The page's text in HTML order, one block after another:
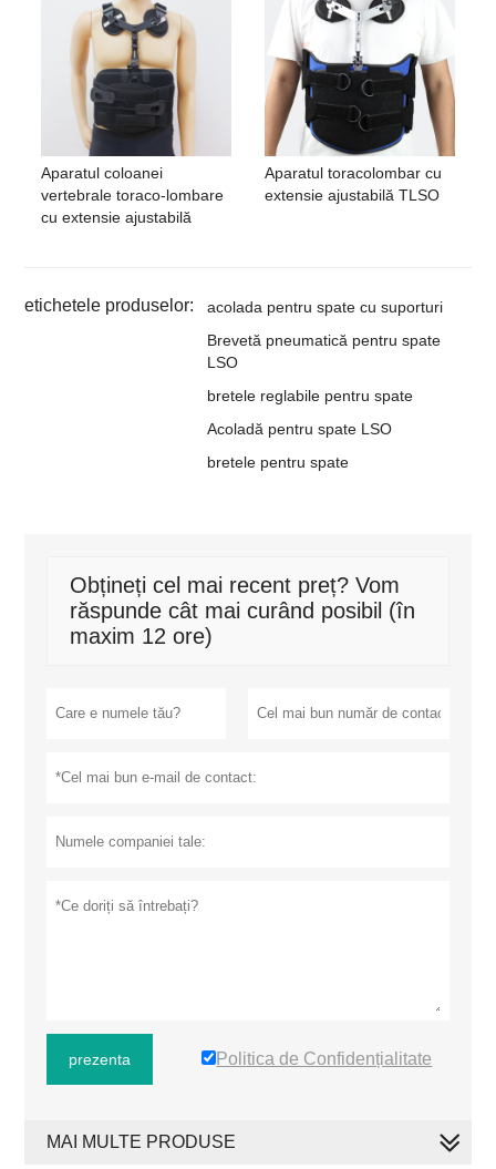
Aparatul coloanei
vertebrale toraco-lombare
cu extensie ajustabilă
Aparatul toracolombar cu
extensie ajustabilă TLSO
etichetele produselor:
acolada pentru spate cu suporturi
Brevetă pneumatică pentru spate
LSO
bretele reglabile pentru spate
Acoladă pentru spate LSO
bretele pentru spate
Obțineți cel mai recent preț? Vom
răspunde cât mai curând posibil (în
maxim 12 ore)
prezenta Politica de Confidențialitate
MAI MULTE PRODUSE